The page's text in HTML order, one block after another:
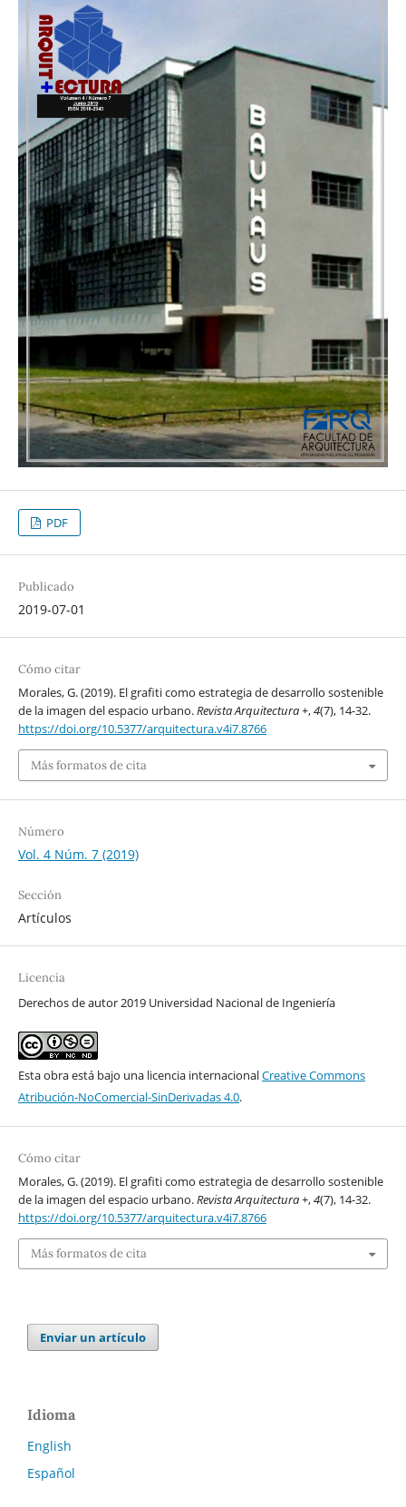
PDF
Publicado
2019-07-01
Cómo citar
Morales, G. (2019). El grafiti como estrategia de desarrollo sostenible
de la imagen del espacio urbano.Revista Arquitectura +,4(7), 14-32.
https://doi.org/10.5377/arquitectura.v4i7.8766
Más formatos de cita
Número
Vol. 4 Núm. 7 (2019)
Sección
Artículos
Licencia
Derechos de autor 2019 Universidad Nacional de Ingeniería
Esta obra está bajo una licencia internacionalCreative Commons
Atribución-NoComercial-SinDerivadas 4.0.
Cómo citar
Morales, G. (2019). El grafiti como estrategia de desarrollo sostenible
de la imagen del espacio urbano.Revista Arquitectura +,4(7), 14-32.
https://doi.org/10.5377/arquitectura.v4i7.8766
Más formatos de cita
Enviar un artículo
Idioma
English
Español